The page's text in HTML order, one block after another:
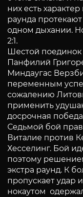
них есть
раунда
одном дыхании.
2:1.
Шестой
Панфилий
Миндаугас
переменным
сожалению
применить
досрочная победа
Седьмой бой
Виталие против
Хесселинг. Бой
поэтому
экстра раунд. К
пропускает удар
нокаутом